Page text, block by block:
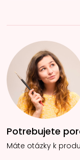
Potrebujete
Máte otázky k